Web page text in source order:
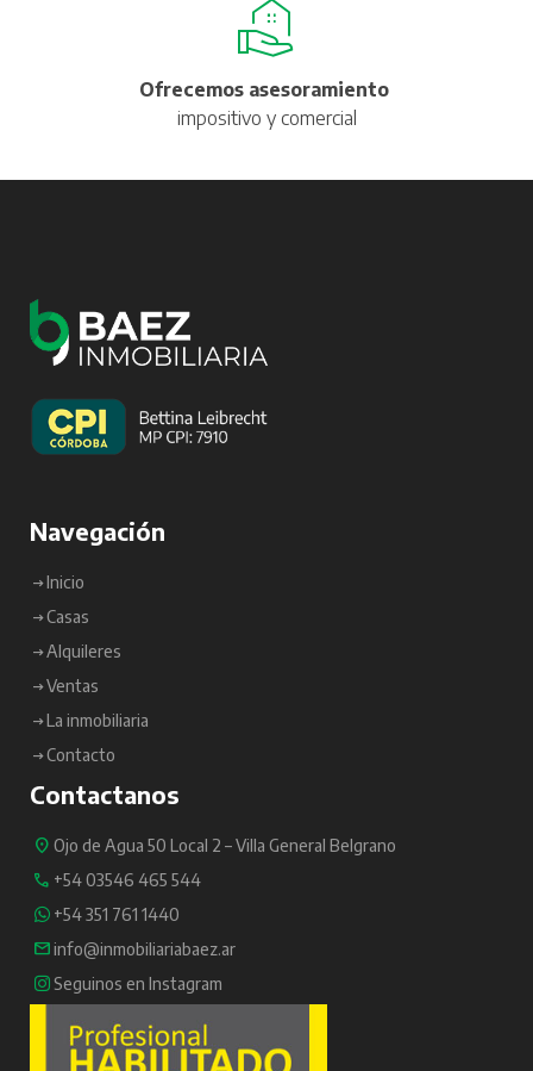
Ofrecemos asesoramiento
impositivo y comercial
Navegación
Inicio
Casas
Alquileres
Ventas
La inmobiliaria
Contacto
Contactanos
Ojo de Agua 50 Local 2 – Villa General Belgrano
+54 03546 465 544
+54 351 761 1440
info@inmobiliariabaez.ar
Seguinos en Instagram